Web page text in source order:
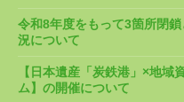
令和8年度をもって3箇所閉
況について
【日本遺産「炭鉄港」×地域
ム】の開催について